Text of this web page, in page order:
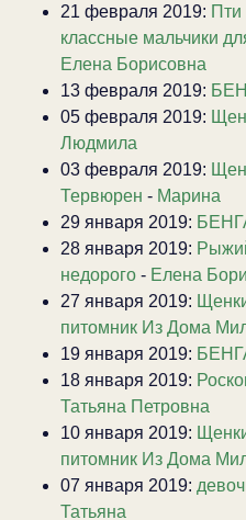
21 февраля 2019: Пти
классные мальчики
Елена Борисовна
13 февраля 2019:
05 февраля 2019:
Людмила
03 февраля 2019:
Тервюрен - Марина
29 января 2019:
28 января 2019:
недорого - Елена
27 января 2019:
питомник Из Дома
19 января 2019:
18 января 2019:
Татьяна Петровна
10 января 2019:
питомник Из Дома
07 января 2019:
Татьяна